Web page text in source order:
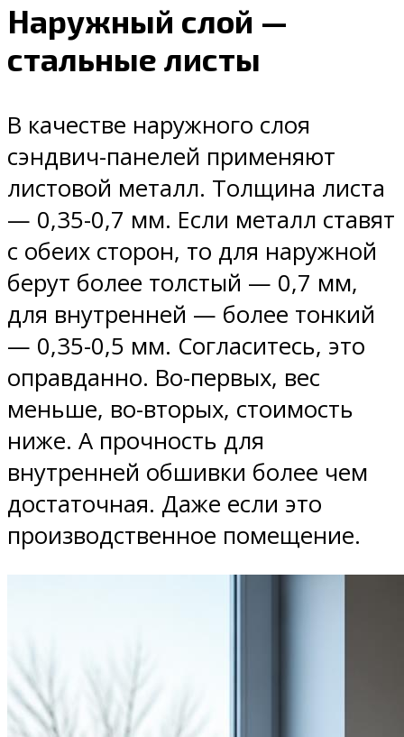
Наружный слой —
стальные листы
В качестве наружного слоя
сэндвич-панелей применяют
листовой металл. Толщина листа
— 0,35-0,7 мм. Если металл ставят
с обеих сторон, то для наружной
берут более толстый — 0,7 мм,
для внутренней — более тонкий
— 0,35-0,5 мм. Согласитесь, это
оправданно. Во-первых, вес
меньше, во-вторых, стоимость
ниже. А прочность для
внутренней обшивки более чем
достаточная. Даже если это
производственное помещение.